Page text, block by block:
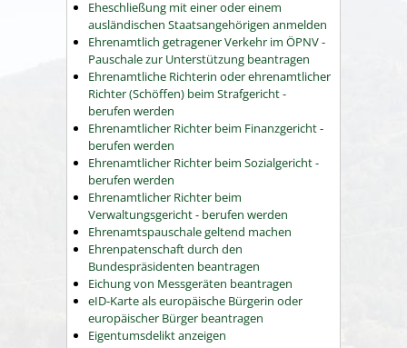
Eheschließung mit einer oder einem
ausländischen Staatsangehörigen anmelden
Ehrenamtlich getragener Verkehr im ÖPNV -
Pauschale zur Unterstützung beantragen
Ehrenamtliche Richterin oder ehrenamtlicher
Richter (Schöffen) beim Strafgericht -
berufen werden
Ehrenamtlicher Richter beim Finanzgericht -
berufen werden
Ehrenamtlicher Richter beim Sozialgericht -
berufen werden
Ehrenamtlicher Richter beim
Verwaltungsgericht - berufen werden
Ehrenamtspauschale geltend machen
Ehrenpatenschaft durch den
Bundespräsidenten beantragen
Eichung von Messgeräten beantragen
eID-Karte als europäische Bürgerin oder
europäischer Bürger beantragen
Eigentumsdelikt anzeigen